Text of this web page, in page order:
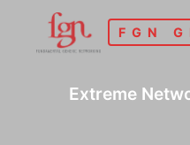
FGN
Extreme